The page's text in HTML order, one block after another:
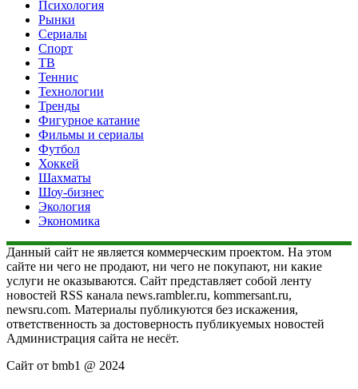
Психология
Рынки
Сериалы
Спорт
ТВ
Теннис
Технологии
Тренды
Фигурное катание
Фильмы и сериалы
Футбол
Хоккей
Шахматы
Шоу-бизнес
Экология
Экономика
Данный сайт не является коммерческим проектом. На этом
сайте ни чего не продают, ни чего не покупают, ни какие
услуги не оказываются. Сайт представляет собой ленту
новостей RSS канала news.rambler.ru, kommersant.ru,
newsru.com. Материалы публикуются без искажения,
ответственность за достоверность публикуемых новостей
Администрация сайта не несёт.
Сайт от bmb1 @ 2024